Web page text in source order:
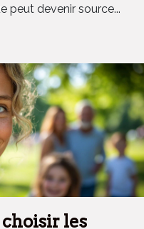
peut devenir source...
les